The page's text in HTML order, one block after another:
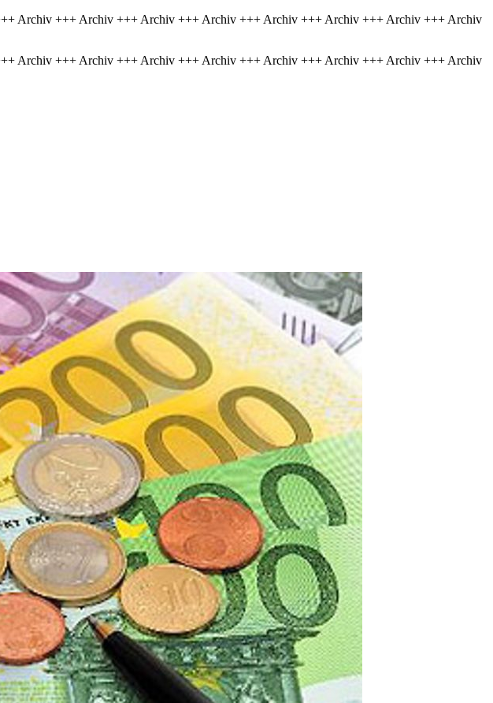
Archiv +++ Archiv +++ Archiv +++ Archiv +++ Archiv +++ Archiv +++ Archiv +++ Archiv
Archiv +++ Archiv +++ Archiv +++ Archiv +++ Archiv +++ Archiv +++ Archiv +++ Archiv